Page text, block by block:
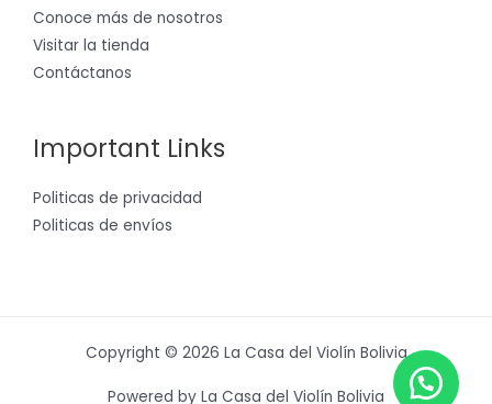
Conoce más de nosotros
Visitar la tienda
Contáctanos
Important Links
Politicas de privacidad
Politicas de envíos
Copyright © 2026 La Casa del Violín Bolivia
Powered by La Casa del Violín Bolivia